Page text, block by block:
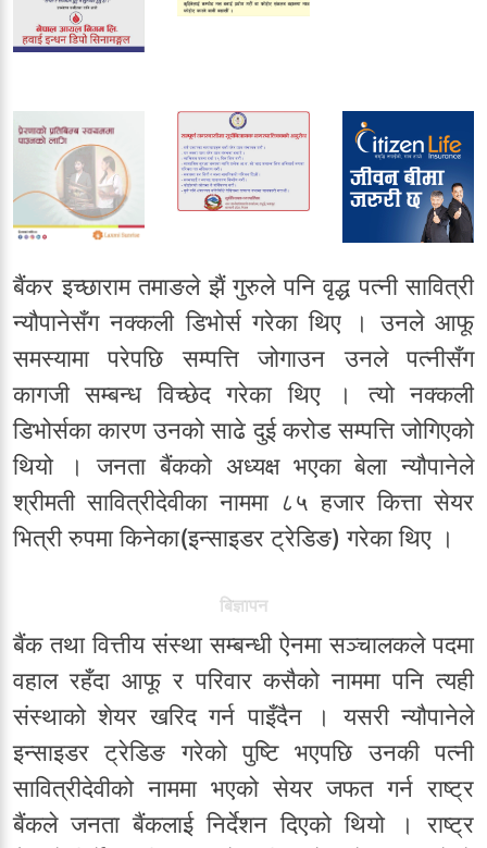
बैंकर इच्छाराम तमाङले झैं गुरुले पनि वृद्ध पत्नी सावित्री
न्यौपानेसँग नक्कली डिभोर्स गरेका थिए । उनले आफू
समस्यामा परेपछि सम्पत्ति जोगाउन उनले पत्नीसँग
कागजी सम्बन्ध विच्छेद गरेका थिए । त्यो नक्कली
डिभोर्सका कारण उनको साढे दुई करोड सम्पत्ति जोगिएको
थियो । जनता बैंकको अध्यक्ष भएका बेला न्यौपानेले
श्रीमती सावित्रीदेवीका नाममा ८५ हजार कित्ता सेयर
भित्री रुपमा किनेका(इन्साइडर ट्रेडिङ) गरेका थिए ।
बिज्ञापन
बैंक तथा वित्तीय संस्था सम्बन्धी ऐनमा सञ्चालकले पदमा
वहाल रहँदा आफू र परिवार कसैको नाममा पनि त्यही
संस्थाको शेयर खरिद गर्न पाइँदैन । यसरी न्यौपानेले
इन्साइडर ट्रेडिङ गरेको पुष्टि भएपछि उनकी पत्नी
सावित्रीदेवीको नाममा भएको सेयर जफत गर्न राष्ट्र
बैंकले जनता बैंकलाई निर्देशन दिएको थियो । राष्ट्र